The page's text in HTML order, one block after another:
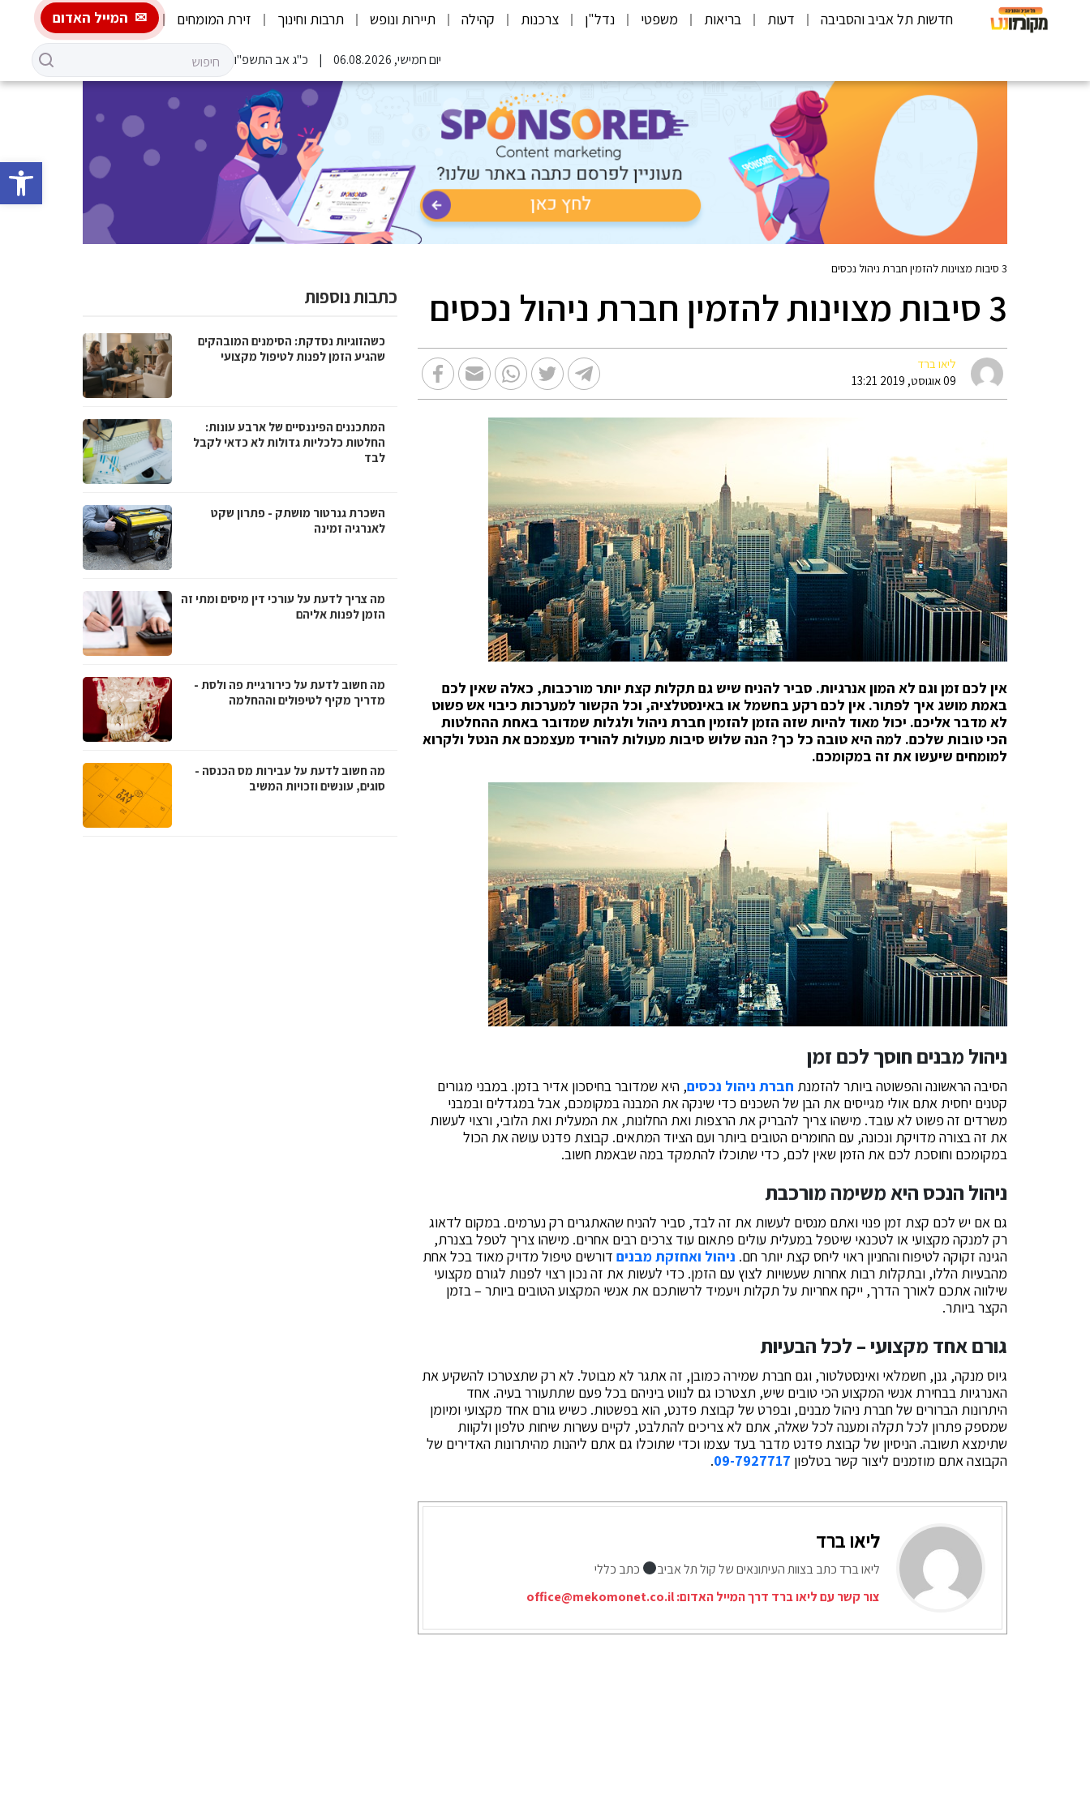
פתח
חדשות תל אביב והסביבה דעות בריאות משפטי נדל"ן צרכנות קהילה תיירות ונופש תרבות וחינוך זירת המומחים המייל האדום
יום חמישי, 06.08.2026 כ"ג אב התשפ"ו
3 סיבות מצוינות להזמין חברת ניהול נכסים
3 סיבות מצוינות להזמין חברת ניהול נכסים
ליאו ברד
09 אוגוסט, 2019 13:21
אין לכם זמן וגם לא המון אנרגיות. סביר להניח שיש גם תקלות קצת יותר מורכבות, כאלה שאין לכם
באמת מושג איך לפתור. אין לכם רקע בחשמל או באינסטלציה, וכל הקשור למערכות כיבוי אש פשוט
לא מדבר אליכם. יכול מאוד להיות שזה הזמן להזמין חברת ניהול ולגלות שמדובר באחת ההחלטות
הכי טובות שלכם. למה היא טובה כל כך? הנה שלוש סיבות מעולות להוריד מעצמכם את הנטל ולקרוא
למומחים שיעשו את זה במקומכם.
ניהול מבנים חוסך לכם זמן
הסיבה הראשונה והפשוטה ביותר להזמנת חברת ניהול נכסים, היא שמדובר בחיסכון אדיר בזמן. במבני מגורים
קטנים יחסית אתם אולי מגייסים את הבן של השכנים כדי שינקה את המבנה במקומכם, אבל במגדלים ובמבני
משרדים זה פשוט לא עובד. מישהו צריך להבריק את הרצפות ואת החלונות, את המעלית ואת הלובי, ורצוי לעשות
את זה בצורה מדויקת ונכונה, עם החומרים הטובים ביותר ועם הציוד המתאים. קבוצת פדנט עושה את הכול
במקומכם וחוסכת לכם את הזמן שאין לכם, כדי שתוכלו להתמקד במה שבאמת חשוב.
ניהול הנכס היא משימה מורכבת
גם אם יש לכם קצת זמן פנוי ואתם מנסים לעשות את זה לבד, סביר להניח שהאתגרים רק נערמים. במקום לדאוג
רק למנקה מקצועי או לטכנאי שיטפל במעלית עולים פתאום עוד צרכים רבים אחרים. מישהו צריך לטפל בצנרת,
הגינה זקוקה לטיפוח והחניון ראוי ליחס קצת יותר חם. ניהול ואחזקת מבנים דורשים טיפול מדויק מאוד בכל אחת
מהבעיות הללו, ובתקלות רבות אחרות שעשויות לצוץ עם הזמן. כדי לעשות את זה נכון רצוי לפנות לגורם מקצועי
שילווה אתכם לאורך הדרך, ייקח אחריות על תקלות ויעמיד לרשותכם את אנשי המקצוע הטובים ביותר – בזמן
הקצר ביותר.
גורם אחד מקצועי – לכל הבעיות
גיוס מנקה, גנן, חשמלאי ואינסטלטור, וגם חברת שמירה כמובן, זה אתגר לא מבוטל. לא רק שתצטרכו להשקיע את
האנרגיות בבחירת אנשי המקצוע הכי טובים שיש, תצטרכו גם לנווט ביניהם בכל פעם שתתעורר בעיה. אחד
היתרונות הברורים של חברת ניהול מבנים, ובפרט של קבוצת פדנט, הוא בפשטות. כשיש גורם אחד מקצועי ומיומן
שמספק פתרון לכל תקלה ומענה לכל שאלה, אתם לא צריכים להתלבט, לקיים עשרות שיחות טלפון ולקוות
שתימצא תשובה. הניסיון של קבוצת פדנט מדבר בעד עצמו וכדי שתוכלו גם אתם ליהנות מהיתרונות האדירים של
הקבוצה אתם מוזמנים ליצור קשר בטלפון 09-7927717
.
ליאו ברד
ליאו ברד כתב בצוות העיתונאים של קול תל אביב
כתב כללי
צור קשר עם ליאו ברד דרך המייל האדום:office@mekomonet.co.il
כתבות נוספות
כשהזוגיות נסדקת: הסימנים המובהקים
שהגיע הזמן לפנות לטיפול מקצועי
המתכננים הפיננסיים של ארבע עונות:
החלטות כלכליות גדולות לא כדאי לקבל
לבד
השכרת גנרטור מושתק - פתרון שקט
לאנרגיה זמינה
מה צריך לדעת על עורכי דין מיסים ומתי זה
הזמן לפנות אליהם
מה חשוב לדעת על כירורגיית פה ולסת -
מדריך מקיף לטיפולים וההחלמה
מה חשוב לדעת על עבירות מס הכנסה -
סוגים, עונשים וזכויות המשיב